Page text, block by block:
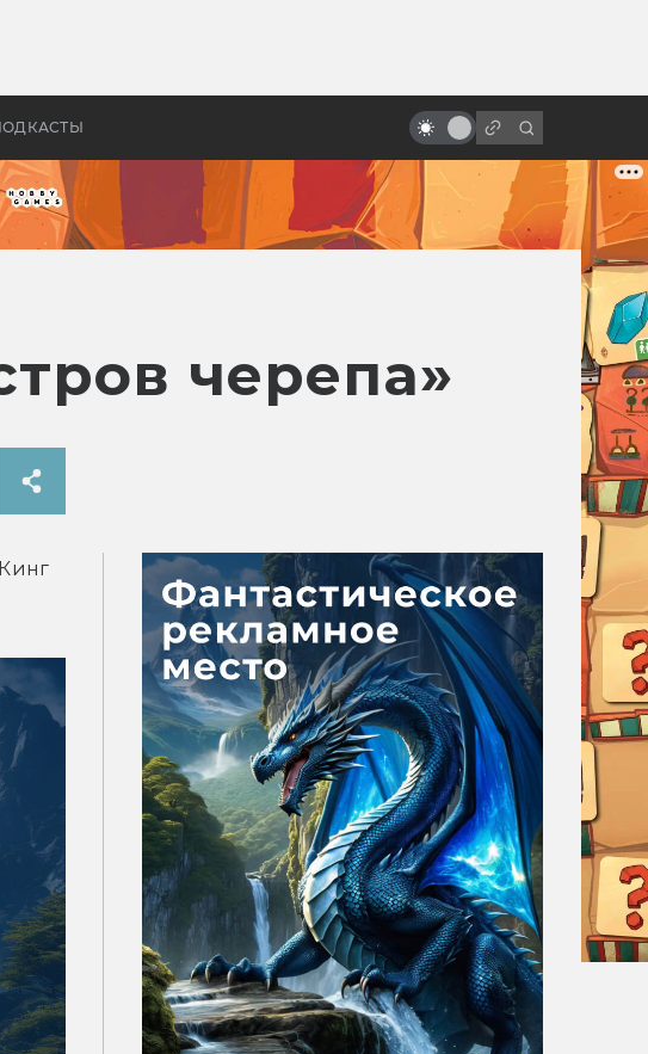
Silent Hill
черепа»